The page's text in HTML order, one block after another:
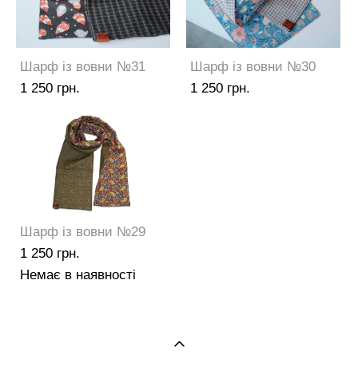
Шарф із вовни №31
1 250 грн.
Шарф із вовни №30
1 250 грн.
Шарф із вовни №29
1 250 грн.
Немає в наявності